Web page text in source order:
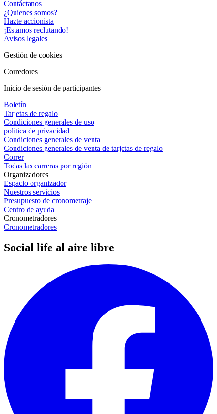
Contáctanos
¿Quienes somos?
Hazte accionista
¡Estamos reclutando!
Avisos legales
Gestión de cookies
Corredores
Inicio de sesión de participantes
Boletín
Tarjetas de regalo
Condiciones generales de uso
política de privacidad
Condiciones generales de venta
Condiciones generales de venta de tarjetas de regalo
Correr
Todas las carreras por región
Organizadores
Espacio organizador
Nuestros servicios
Presupuesto de cronometraje
Centro de ayuda
Cronometradores
Cronometradores
Social life al aire libre